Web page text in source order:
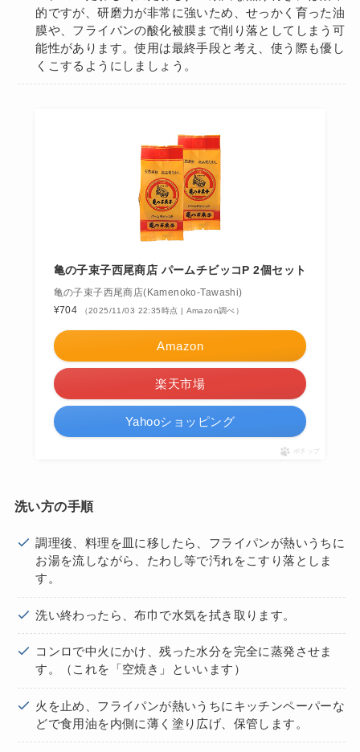
的ですが、研磨力が非常に強いため、せっかく育った油
膜や、フライパンの酸化被膜まで削り落としてしまう可
能性があります。使用は最終手段と考え、使う際も優し
くこするようにしましょう。
亀の子束子西尾商店 パームチビッコP 2個セット
亀の子束子西尾商店(Kamenoko-Tawashi)
¥704
（2025/11/03 22:35時点 | Amazon調べ）
Amazon
楽天市場
Yahooショッピング
ポチップ
洗い方の手順
調理後、料理を皿に移したら、フライパンが熱いうちに
お湯を流しながら、たわし等で汚れをこすり落としま
す。
洗い終わったら、布巾で水気を拭き取ります。
コンロで中火にかけ、残った水分を完全に蒸発させま
す。（これを「空焼き」といいます）
火を止め、フライパンが熱いうちにキッチンペーパーな
どで食用油を内側に薄く塗り広げ、保管します。